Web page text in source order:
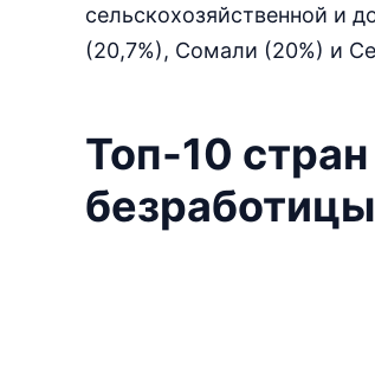
сельскохозяйственной и
(20,7%), Сомали (20%) и
Топ-10
безработицы